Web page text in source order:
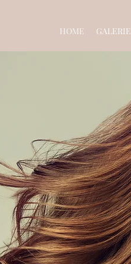
HOME GALERIE